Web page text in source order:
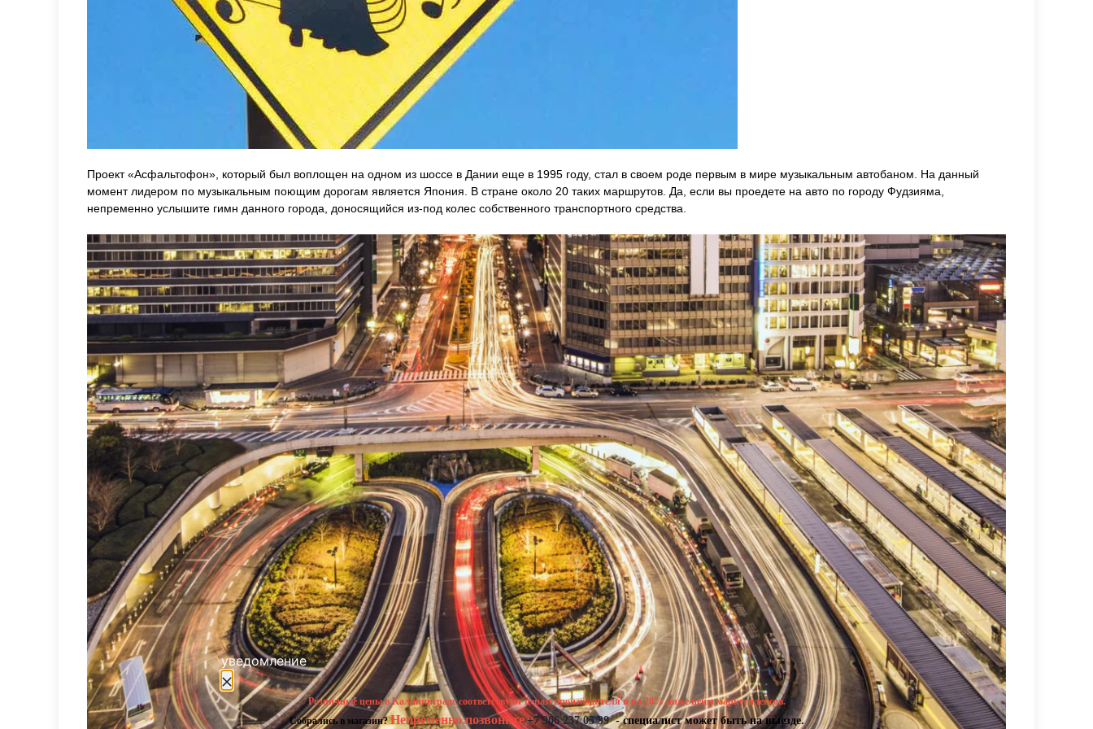
Проект «Асфальтофон», который был воплощен на одном из шоссе в Дании еще в 1995 году, стал в своем роде первым в мире музыкальным автобаном. На данный
момент лидером по музыкальным поющим дорогам является Япония. В стране около 20 таких маршрутов. Да, если вы проедете на авто по городу Фудзияма,
непременно услышите гимн данного города, доносящийся из-под колес собственного транспортного средства.
уведомление
Розничные цены в Калининграде соответствуют ценам производителя и на 20% ниже цены маркетплейсов.
Собрались в магазин?Непременно позвоните +7 906 237 05 99- специалист может быть на выезде.